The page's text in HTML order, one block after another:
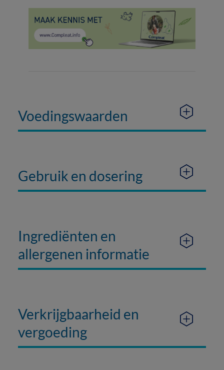
Voedingswaarden
Gebruik en dosering
Ingrediënten en
allergenen informatie
Verkrijgbaarheid en
vergoeding